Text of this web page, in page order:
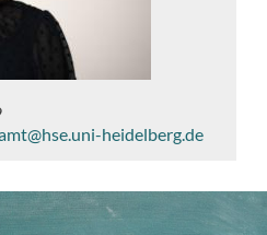
heidelberg.de